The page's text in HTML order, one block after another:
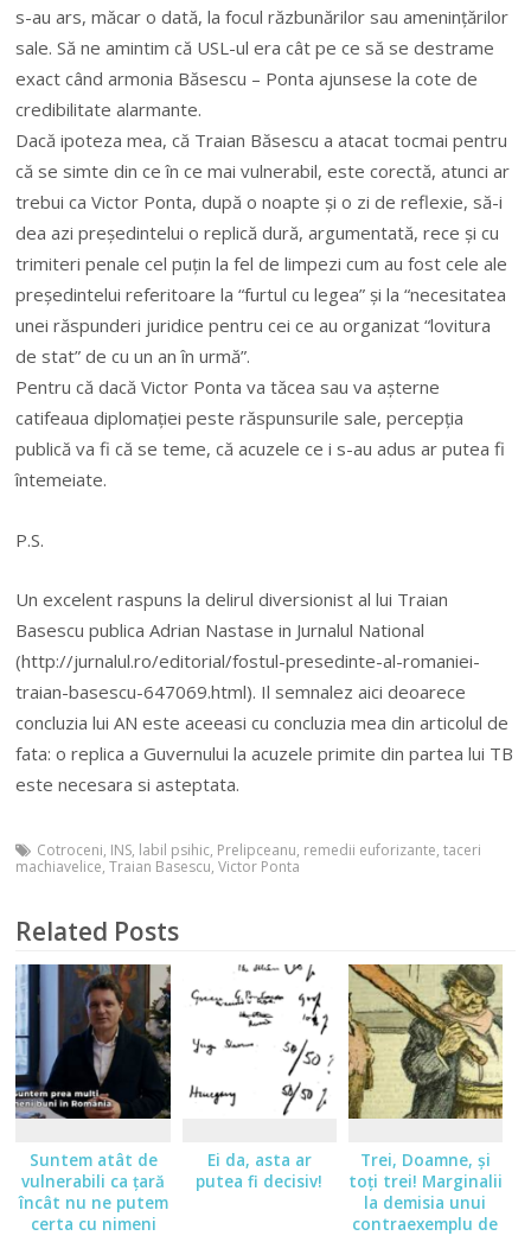
s-au ars, măcar o dată, la focul răzbunărilor sau amenințărilor
sale. Să ne amintim că USL-ul era cât pe ce să se destrame
exact când armonia Băsescu – Ponta ajunsese la cote de
credibilitate alarmante.
Dacă ipoteza mea, că Traian Băsescu a atacat tocmai pentru
că se simte din ce în ce mai vulnerabil, este corectă, atunci ar
trebui ca Victor Ponta, după o noapte și o zi de reflexie, să-i
dea azi președintelui o replică dură, argumentată, rece și cu
trimiteri penale cel puțin la fel de limpezi cum au fost cele ale
președintelui referitoare la “furtul cu legea” și la “necesitatea
unei răspunderi juridice pentru cei ce au organizat “lovitura
de stat” de cu un an în urmă”.
Pentru că dacă Victor Ponta va tăcea sau va așterne
catifeaua diplomației peste răspunsurile sale, percepția
publică va fi că se teme, că acuzele ce i s-au adus ar putea fi
întemeiate.
P.S.
Un excelent raspuns la delirul diversionist al lui Traian
Basescu publica Adrian Nastase in Jurnalul National
(http://jurnalul.ro/editorial/fostul-presedinte-al-romaniei-
traian-basescu-647069.html). Il semnalez aici deoarece
concluzia lui AN este aceeasi cu concluzia mea din articolul de
fata: o replica a Guvernului la acuzele primite din partea lui TB
este necesara si asteptata.
Cotroceni, INS, labil psihic, Prelipceanu, remedii euforizante,taceri
machiavelice,Traian Basescu,Victor Ponta
Related Posts
Suntem atât de
vulnerabili ca ţară
încât nu ne putem
certa cu nimeni
Ei da, asta ar
putea fi decisiv!
Trei, Doamne, şi
toţi trei! Marginalii
la demisia unui
contraexemplu de